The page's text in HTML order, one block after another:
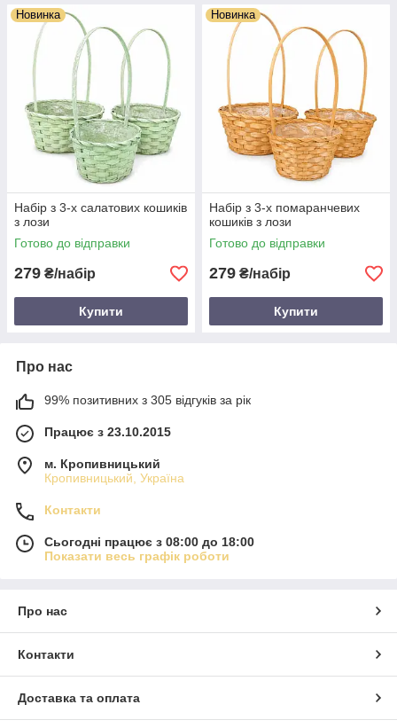
Новинка
Набір з 3-х салатових кошиків
з лози
Готово до відправки
279 ₴/набір
Купити
Новинка
Набір з 3-х помаранчевих
кошиків з лози
Готово до відправки
279 ₴/набір
Купити
Про нас
99% позитивних з 305 відгуків за рік
Працює з 23.10.2015
м. Кропивницький
Кропивницький, Україна
Контакти
Сьогодні працює з 08:00 до 18:00
Показати весь графік роботи
Про нас
Контакти
Доставка та оплата